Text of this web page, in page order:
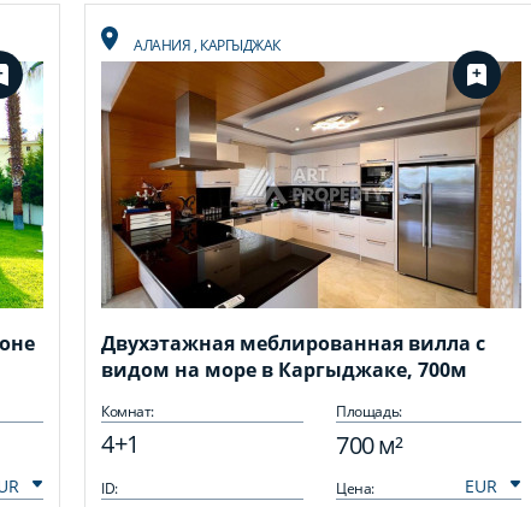
АЛАНИЯ, КАРГЫДЖАК
Двухэтажная меблированная вилла с
видом на море в Каргыджаке, 700м
Комнат:
4+1
Площадь:
700 м²
ID: Цена: